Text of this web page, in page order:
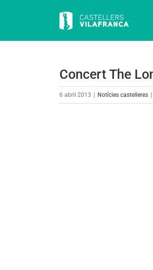
Concert The
6 abril 2013 Notícies castelleres